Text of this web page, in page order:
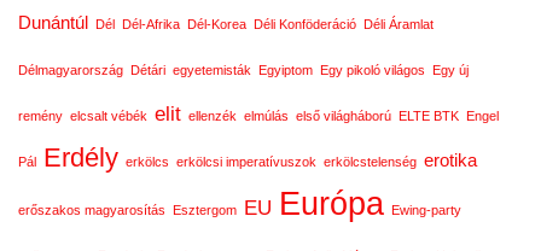
Dunántúl Dél Dél-Afrika Dél-Korea Déli Konföderáció Déli Áramlat
Délmagyarország Détári egyetemisták Egyiptom Egy pikoló világos Egy új
remény elcsalt vébék elit ellenzék elmúlás első világháború ELTE BTK Engel
Pál Erdély erkölcs erkölcsi imperatívuszok erkölcstelenség erotika
erőszakos magyarosítás Esztergom EU Európa Ewing-party